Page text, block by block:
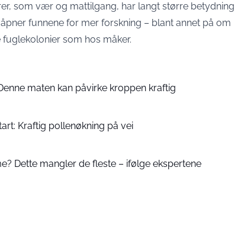
som vær og mattilgang, har langt større betydning
funnene for mer forskning – blant annet på om
som hos måker.
maten kan påvirke kroppen kraftig
Kraftig pollenøkning på vei
Dette mangler de fleste – ifølge ekspertene